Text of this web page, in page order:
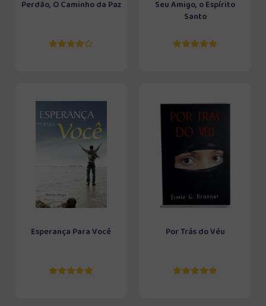
Perdão, O Caminho da Paz
Seu Amigo, o Espírito
Santo
Esperança Para Você Por Trás do Véu